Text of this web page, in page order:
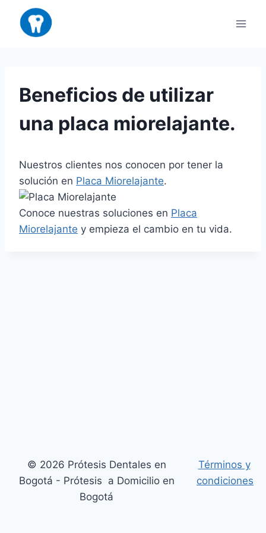
Saltar
contenido
Beneficios de utilizar
una placa miorelajante.
Nuestros clientes nos conocen por tener la
solución en Placa Miorelajante.
Conoce nuestras soluciones en Placa
Miorelajante y empieza el cambio en tu vida.
© 2026 Prótesis Dentales en
Bogotá - Prótesis a Domicilio en
Bogotá
Términos y
condiciones